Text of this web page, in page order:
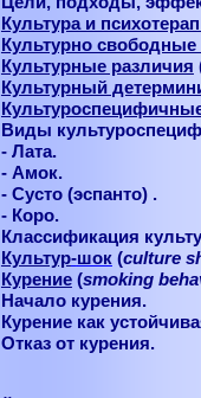
Культура и
Культурно свободные
Культурные различия
Культурный
Виды
- Лата.
- Амок.
- Сусто (эспанто) .
- Коро.
Классификация
Культур-шок(culture
Курение(smoking
Начало курения.
Курение как
Отказ от курения.